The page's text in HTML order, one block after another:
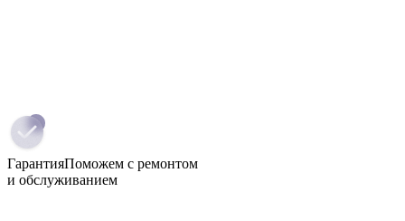
ГарантияПоможем с ремонтом
и обслуживанием